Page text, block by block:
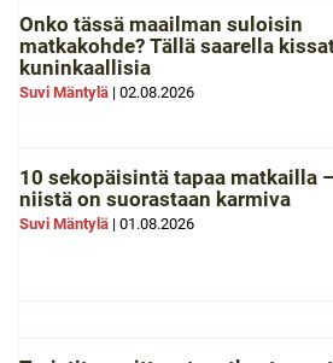
Onko tässä maailman suloisin
matkakohde? Tällä saarella
kuninkaallisia
Suvi Mäntylä | 02.08.2026
10 sekopäisintä tapaa matkailla
niistä on suorastaan karmiva
Suvi Mäntylä | 01.08.2026